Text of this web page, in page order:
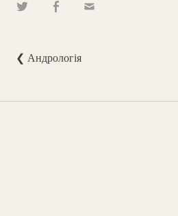
❮ Андрологія